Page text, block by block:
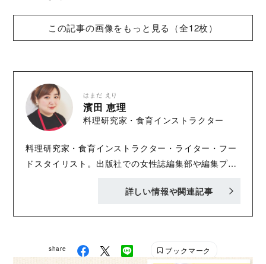
この記事の画像をもっと見る（全12枚）
はまだ えり
濱田 恵理
料理研究家・食育インストラクター
料理研究家・食育インストラクター・ライター・フー
ドスタイリスト。出版社での女性誌編集部や編集プロ
雑誌や書籍、ウェブ媒体の編集・ライティングに携わ
パーのパトロール、お取り寄せ、喫茶店巡りが好き。
詳しい情報や関連記事
share ブックマーク